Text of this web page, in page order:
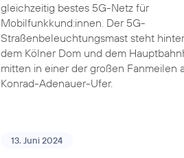
gleichzeitig bestes 5G-Netz für
Mobilfunkkund:innen. Der 5G-
Straßenbeleuchtungsmast steht hinter
dem Kölner Dom und dem
mitten in einer der großen Fanmeilen
Konrad-Adenauer-Ufer.
13. Juni 2024